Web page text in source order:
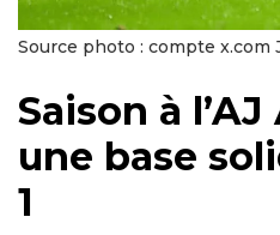
Source photo : compte x.com
Saison à
une base
1